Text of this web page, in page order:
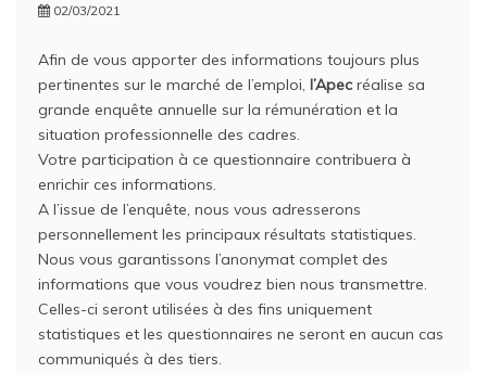
02/03/2021
Afin de vous apporter des informations toujours plus
pertinentes sur le marché de l’emploi, l’Apecréalise sa
grande enquête annuelle sur la rémunération et la
situation professionnelle des cadres.
Votre participation à ce questionnaire contribuera à
enrichir ces informations.
A l’issue de l’enquête, nous vous adresserons
personnellement les principaux résultats statistiques.
Nous vous garantissons l’anonymat complet des
informations que vous voudrez bien nous transmettre.
Celles-ci seront utilisées à des fins uniquement
statistiques et les questionnaires ne seront en aucun cas
communiqués à des tiers.